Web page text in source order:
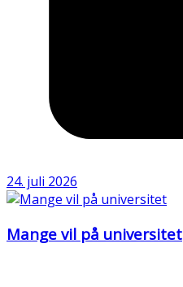
24. juli 2026
Mange vil på universitet